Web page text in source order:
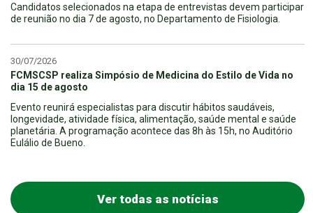
Candidatos selecionados na etapa de entrevistas devem participar
de reunião no dia 7 de agosto, no Departamento de Fisiologia.
30/07/2026
FCMSCSP realiza Simpósio de Medicina do Estilo de Vida no
dia 15 de agosto
Evento reunirá especialistas para discutir hábitos saudáveis,
longevidade, atividade física, alimentação, saúde mental e saúde
planetária. A programação acontece das 8h às 15h, no Auditório
Eulálio de Bueno.
Ver todas as notícias